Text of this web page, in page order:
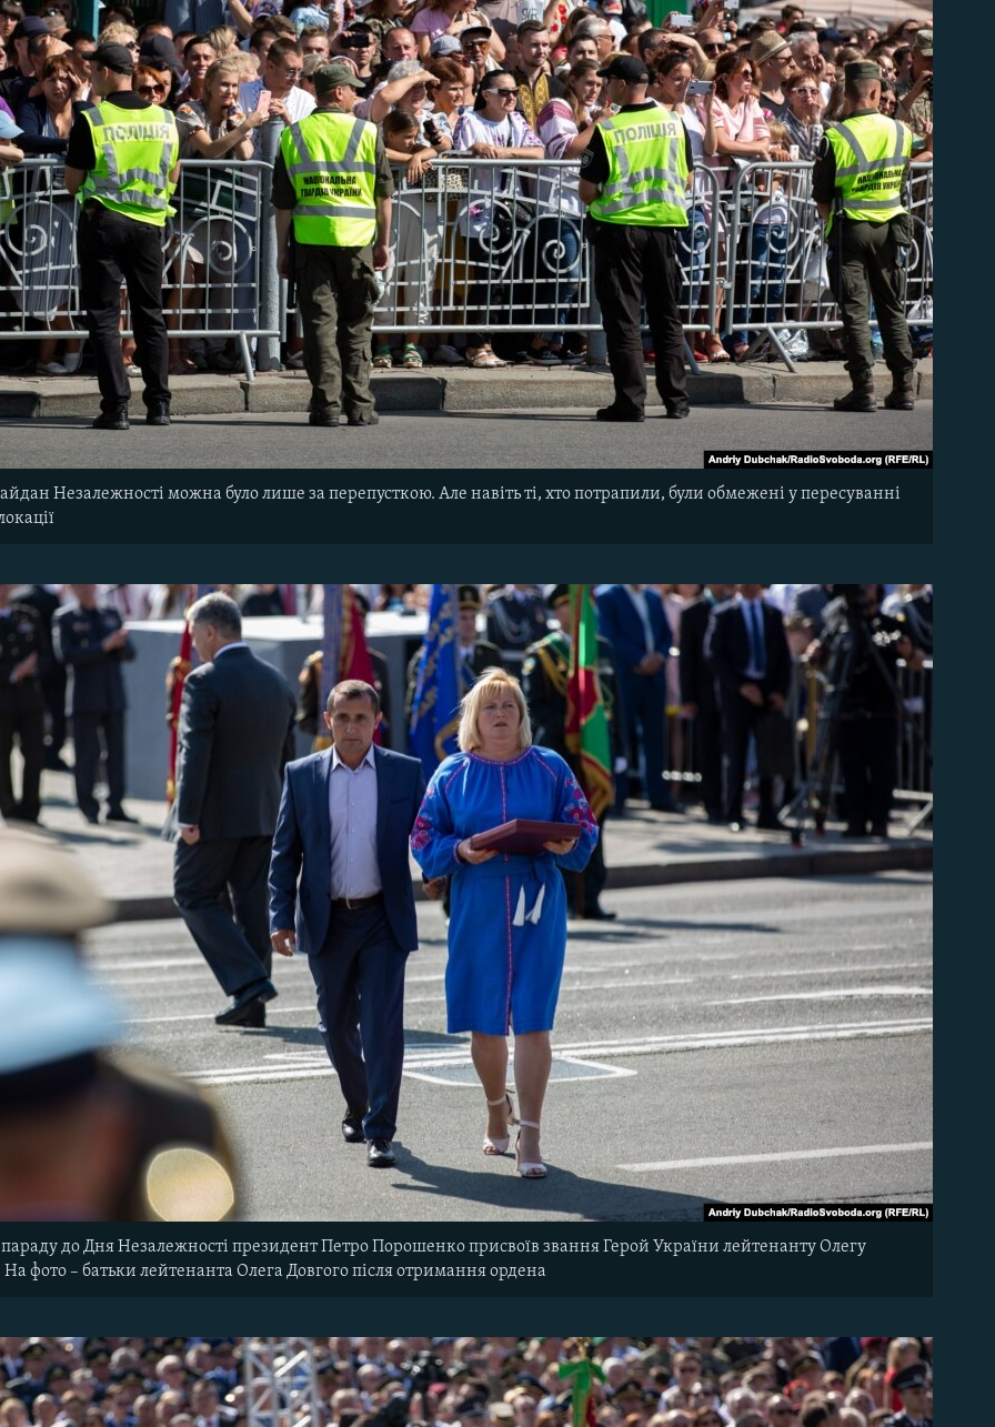
Незалежності можна було лише за перепусткою. Але навіть ті, хто потрапили, були обмежені у пересуванні
параду до Дня Незалежності президент Петро Порошенко присвоїв звання Герой України лейтенанту Олегу
фото – батьки лейтенанта Олега Довгого після отримання ордена